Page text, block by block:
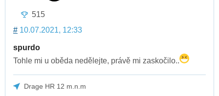
515
# 10.07.2021, 12:33
spurdo
Tohle mi u oběda nedělejte, právě mi zaskočilo..
Drage HR 12 m.n.m